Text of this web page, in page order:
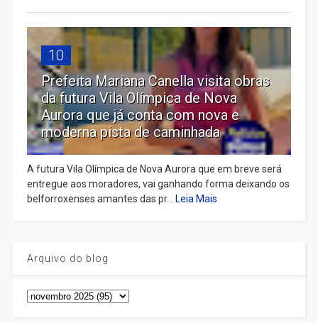
10
Prefeita Mariana Canella visita obras
da futura Vila Olímpica de Nova
Aurora que já conta com nova e
moderna pista de caminhada
A futura Vila Olímpica de Nova Aurora que em breve será
entregue aos moradores, vai ganhando forma deixando os
belforroxenses amantes das pr...
Leia Mais
Arquivo do blog